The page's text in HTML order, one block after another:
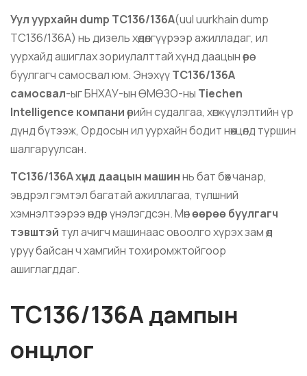
Уул уурхайн dump TC136/136A(uul uurkhain dump
TC136/136A) нь дизель хөдөлгүүрээр ажилладаг, ил
уурхайд ашиглах зориулалттай хүнд даацын өөрөө
буулгагч самосвал юм. ЭнэхүүTC136/136A
самосвал-ыг БНХАУ-ын ӨМӨЗО-ны Tiechen
Intelligence компаниөөрийн судалгаа, хөгжүүлэлтийн үр
дүнд бүтээж, Ордосын ил уурхайн бодит нөхцөлд туршин
шалгаруулсан.
TC136/136A хүнд даацын машиннь бат бөх чанар,
эвдрэл гэмтэл багатай ажиллагаа, түлшний
хэмнэлтээрээ өндөр үнэлэгдсэн. Мөнөөрөө буулгагч
тэвштэй тул ачигч машинаас овоолго хүрэх зам өөд
уруу байсан ч хамгийн тохиромжтойгоор
ашиглагддаг.
TC136/136A дампын
онцлог